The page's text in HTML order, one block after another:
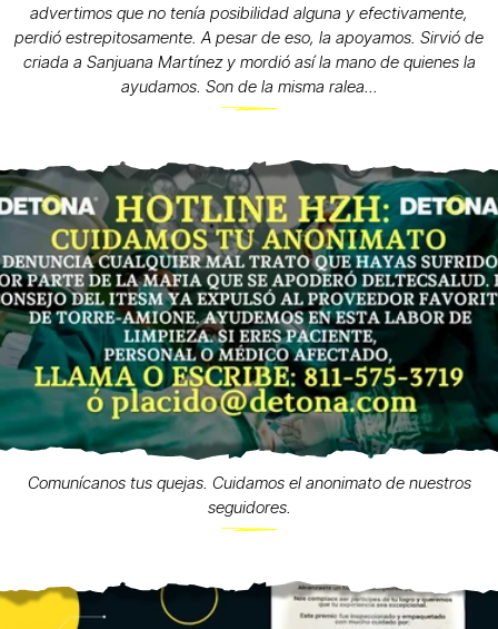
advertimos que no tenía posibilidad alguna y efectivamente,
perdió estrepitosamente. A pesar de eso, la apoyamos. Sirvió de
criada a Sanjuana Martínez y mordió así la mano de quienes la
ayudamos. Son de la misma ralea...
Comunícanos tus quejas. Cuidamos el anonimato de nuestros
seguidores.